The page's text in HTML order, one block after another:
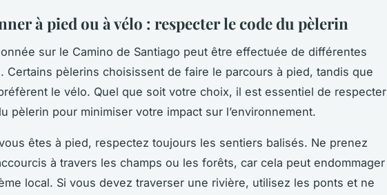
à pied ou à vélo : respecter le code du pèlerin
sur le Camino de Santiago peut être effectuée de différentes
Certains pèlerins choisissent de faire le parcours à pied, tandis que
le vélo. Quel que soit votre choix, il est essentiel de respecter
pèlerin pour minimiser votre impact sur l’environnement.
êtes à pied, respectez toujours les sentiers balisés. Ne prenez
à travers les champs ou les forêts, car cela peut endommager
local. Si vous devez traverser une rivière, utilisez les ponts et ne